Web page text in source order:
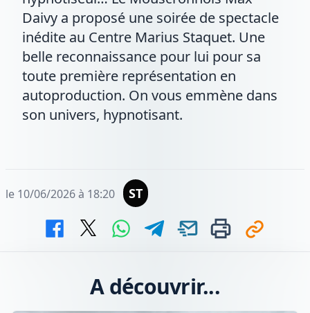
Daivy a proposé une soirée de spectacle
inédite au Centre Marius Staquet. Une
belle reconnaissance pour lui pour sa
toute première représentation en
autoproduction. On vous emmène dans
son univers, hypnotisant.
le 10/06/2026 à 18:20 ST
A découvrir...